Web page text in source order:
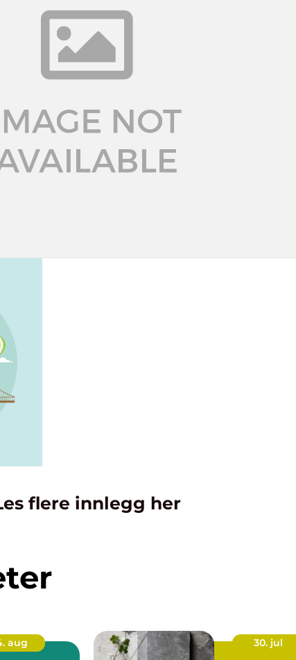
flere innlegg her
aug
30. jul